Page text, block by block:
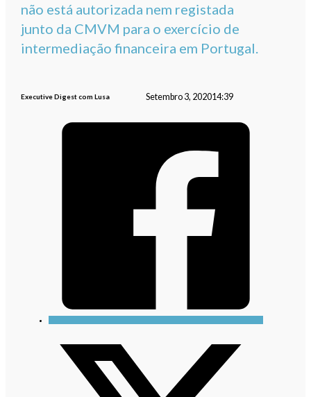
não está autorizada nem registada
junto da CMVM para o exercício de
intermediação financeira em Portugal.
Executive Digest com Lusa Setembro 3, 202014:39